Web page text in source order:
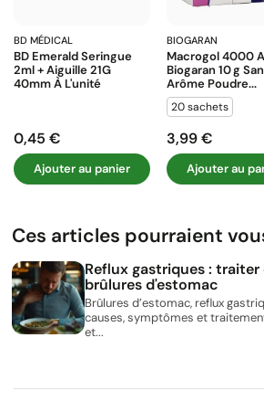
BD MÉDICAL
BD Emerald Seringue
2ml + Aiguille 21G
40mm À L'unité
Prix
0,45 €
Ajouter au panier
BIOGARAN
Macrogol 4000
Biogaran 10 G
Arôme Poudre...
20 sachets
Prix
3,99 €
Ajouter au
Ces articles pourraient
Reflux gastriques :
brûlures d'estomac
Brûlures d’estomac, reflux
causes, symptômes et
et...